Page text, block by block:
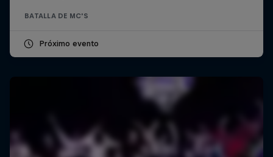
BATALLA DE MC'S
Próximo evento